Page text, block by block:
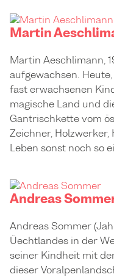
Martin
Martin Aeschlimann,
aufgewachsen.
fast erwachsenen
magische Land und
Gantrischkette vom
Zeichner,
Leben sonst noch so
Andreas
Andreas Sommer
Üechtlandes in der
seiner Kindheit mit
dieser